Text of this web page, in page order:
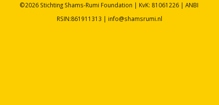
©2026 Stichting Shams-Rumi Foundation | KvK: 81061226 | ANBI
RSIN:861911313 | info@shamsrumi.nl